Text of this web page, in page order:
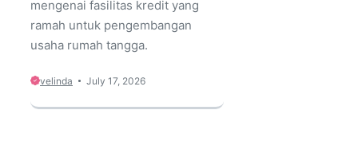
mengenai fasilitas kredit yang
ramah untuk pengembangan
usaha rumah tangga.
velinda July 17, 2026